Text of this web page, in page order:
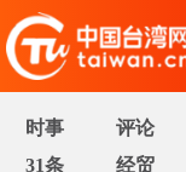
时事 评论
31条
经贸